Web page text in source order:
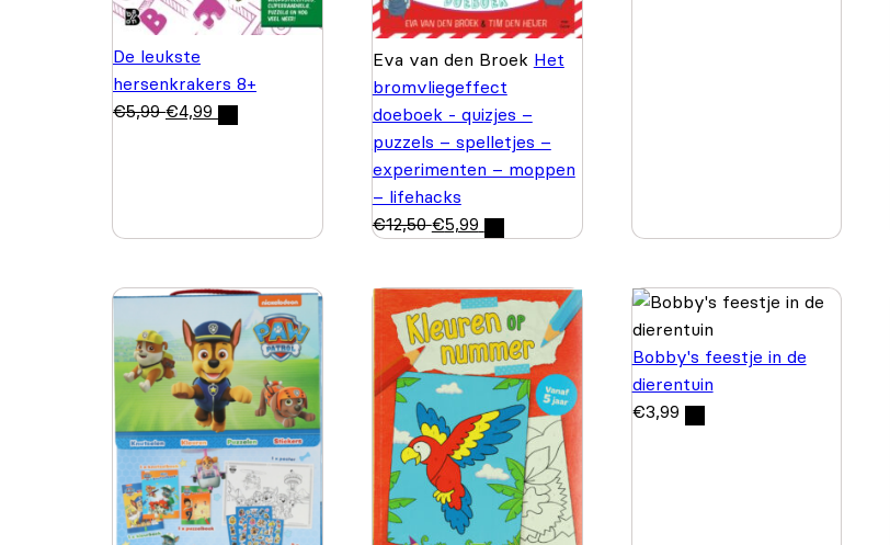
De leukste
hersenkrakers 8+
€5,99 €4,99
Eva van den Broek Het
bromvliegeffect
doeboek - quizjes –
puzzels – spelletjes –
experimenten – moppen
– lifehacks
€12,50 €5,99
Bobby's feestje in de
dierentuin
€3,99